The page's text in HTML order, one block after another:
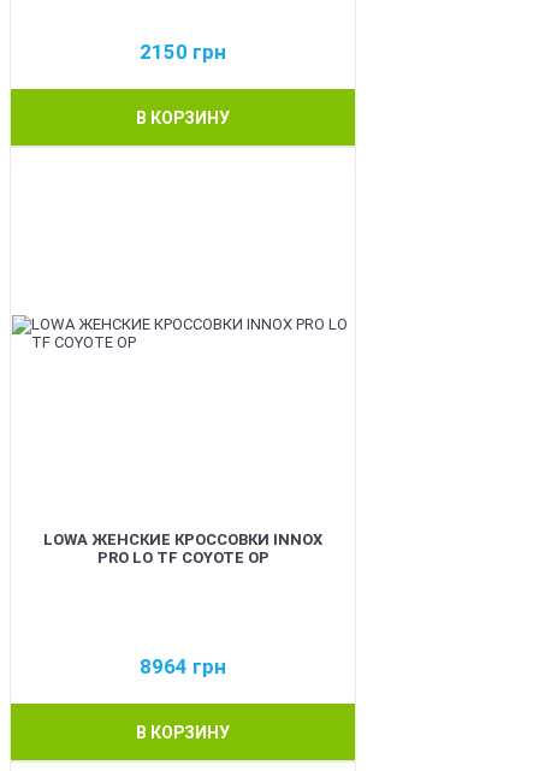
2150 грн
В КОРЗИНУ
LOWA ЖЕНСКИЕ КРОССОВКИ INNOX
PRO LO TF COYOTE OP
8964 грн
В КОРЗИНУ